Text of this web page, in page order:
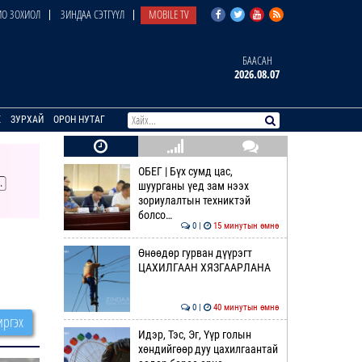
ЗОХИОЛ ЗИНДАА СЭТГҮҮЛ MOBILE TV
БААСАН
2026.08.07
ЗУРХАЙ ОРОН НУТАГ
ОБЕГ | Бүх сумд цас,
шуурганы үед зам нээх
зориулалтын техниктэй
болсо…
0 | 15 минутын өмнө
Өнөөдөр гурван дүүрэгт
ЦАХИЛГААН ХЯЗГААРЛАНА
0 | 40 минутын өмнө
Идэр, Тэс, Эг, Үүр голын
хөндийгөөр дуу цахилгаантай